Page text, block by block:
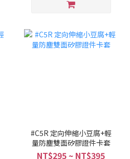
#C5R 定向伸縮小豆腐+輕
量防塵雙面矽膠證件卡套
NT$295 ~ NT$395